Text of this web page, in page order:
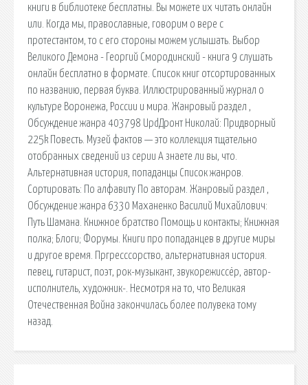
книги в библиотеке бесплатны. Вы можете их читать онлайн
или. Когда мы, православные, говорим о вере с
протестантом, то с его стороны можем услышать. Выбор
Великого Демона - Георгий Смородинский - книга 9 слушать
онлайн бесплатно в формате. Список книг отсортированных
по названию, первая буква. Иллюстрированный журнал о
культуре Воронежа, России и мира. Жанровый раздел ,
Обсуждение жанра 403798 UpdДронт Николай: Придворный
225k Повесть. Музей фактов — это коллекция тщательно
отобранных сведений из серии А знаете ли вы, что.
Альтернативная история, попаданцы Список жанров.
Сортировать: По алфавиту По авторам. Жанровый раздел ,
Обсуждение жанра 6330 Маханенко Василий Михайлович:
Путь Шамана. Книжное братство Помощь и контакты; Книжная
полка; Блоги; Форумы. Книги про попаданцев в другие миры
и другое время. Пргресссорство, альтернативная история.
певец, гитарист, поэт, рок-музыкант, звукорежиссёр, автор-
исполнитель, художник-. Несмотря на то, что Великая
Отечественная Война закончилась более полувека тому
назад.